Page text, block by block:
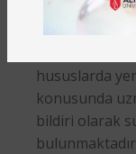
farkında
sempozyumu
hususlarda
konusunda
bildiri olarak